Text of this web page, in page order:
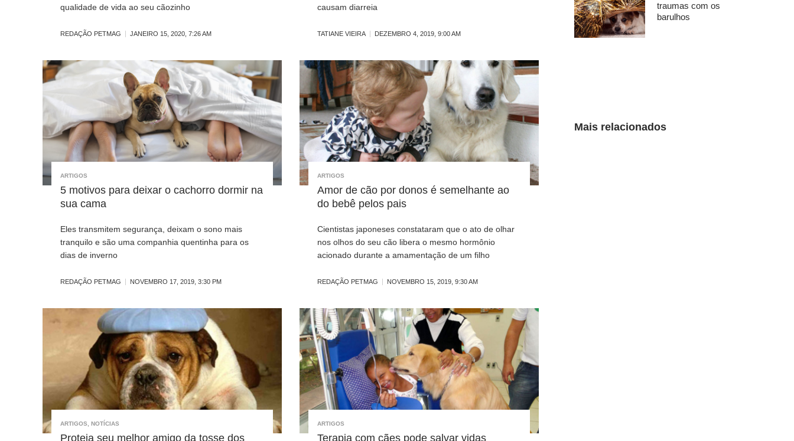
qualidade de vida ao seu cãozinho
REDAÇÃO PETMAG JANEIRO 15, 2020, 7:26 AM
causam diarreia
TATIANE VIEIRA DEZEMBRO 4, 2019, 9:00 AM
ARTIGOS
5 motivos para deixar o cachorro dormir na
sua cama
Eles transmitem segurança, deixam o sono mais
tranquilo e são uma companhia quentinha para os
dias de inverno
REDAÇÃO PETMAG NOVEMBRO 17, 2019, 3:30 PM
ARTIGOS
Amor de cão por donos é semelhante ao
do bebê pelos pais
Cientistas japoneses constataram que o ato de olhar
nos olhos do seu cão libera o mesmo hormônio
acionado durante a amamentação de um filho
REDAÇÃO PETMAG NOVEMBRO 15, 2019, 9:30 AM
ARTIGOS, NOTÍCIAS
Proteja seu melhor amigo da tosse dos
ARTIGOS
Terapia com cães pode salvar vidas
traumas com os
barulhos
Mais relacionados